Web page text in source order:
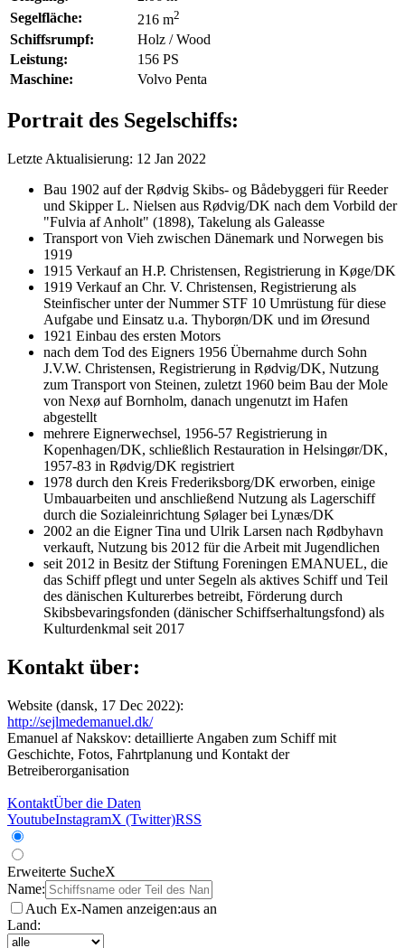
Segelfläche:
216 m2
Schiffsrumpf:
Holz / Wood
Leistung:
156 PS
Maschine:
Volvo Penta
Portrait des Segelschiffs:
Letzte Aktualisierung: 12 Jan 2022
Bau 1902 auf der Rødvig Skibs- og Bådebyggeri für Reeder
und Skipper L. Nielsen aus Rødvig/DK nach dem Vorbild der
"Fulvia af Anholt" (1898), Takelung als Galeasse
Transport von Vieh zwischen Dänemark und Norwegen bis
1919
1915 Verkauf an H.P. Christensen, Registrierung in Køge/DK
1919 Verkauf an Chr. V. Christensen, Registrierung als
Steinfischer unter der Nummer STF 10 Umrüstung für diese
Aufgabe und Einsatz u.a. Thyborøn/DK und im Øresund
1921 Einbau des ersten Motors
nach dem Tod des Eigners 1956 Übernahme durch Sohn
J.V.W. Christensen, Registrierung in Rødvig/DK, Nutzung
zum Transport von Steinen, zuletzt 1960 beim Bau der Mole
von Nexø auf Bornholm, danach ungenutzt im Hafen
abgestellt
mehrere Eignerwechsel, 1956-57 Registrierung in
Kopenhagen/DK, schließlich Restauration in Helsingør/DK,
1957-83 in Rødvig/DK registriert
1978 durch den Kreis Frederiksborg/DK erworben, einige
Umbauarbeiten und anschließend Nutzung als Lagerschiff
durch die Sozialeinrichtung Sølager bei Lynæs/DK
2002 an die Eigner Tina und Ulrik Larsen nach Rødbyhavn
verkauft, Nutzung bis 2012 für die Arbeit mit Jugendlichen
seit 2012 in Besitz der Stiftung Foreningen EMANUEL, die
das Schiff pflegt und unter Segeln als aktives Schiff und Teil
des dänischen Kulturerbes betreibt, Förderung durch
Skibsbevaringsfonden (dänischer Schiffserhaltungsfond) als
Kulturdenkmal seit 2017
Kontakt über:
Website (dansk, 17 Dec 2022):
http://sejlmedemanuel.dk/
Emanuel af Nakskov: detaillierte Angaben zum Schiff mit
Geschichte, Fotos, Fahrtplanung und Kontakt der
Betreiberorganisation
KontaktÜber die Daten
YoutubeInstagramX (Twitter)RSS
Erweiterte SucheX
Name:
Auch Ex-Namen anzeigen:aus an
Land: